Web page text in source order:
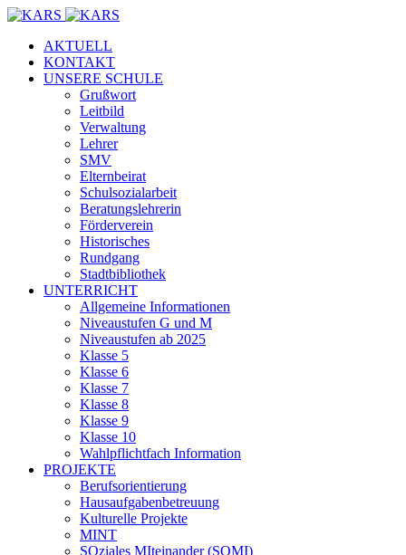
AKTUELL
KONTAKT
UNSERE SCHULE
Grußwort
Leitbild
Verwaltung
Lehrer
SMV
Elternbeirat
Schulsozialarbeit
Beratungslehrerin
Förderverein
Historisches
Rundgang
Stadtbibliothek
UNTERRICHT
Allgemeine Informationen
Niveaustufen G und M
Niveaustufen ab 2025
Klasse 5
Klasse 6
Klasse 7
Klasse 8
Klasse 9
Klasse 10
Wahlpflichtfach Information
PROJEKTE
Berufsorientierung
Hausaufgabenbetreuung
Kulturelle Projekte
MINT
SOziales MIteinander (SOMI)